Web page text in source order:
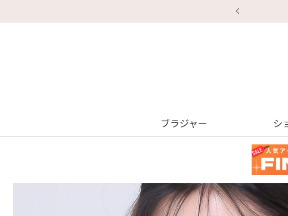
ブラジャー シ